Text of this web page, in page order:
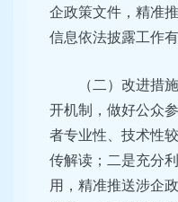
企政策文件，精准
信息依法披露工作有
（二）改进措
开机制，做好公众
者专业性、技术性
传解读；二是充分
用，精准推送涉企